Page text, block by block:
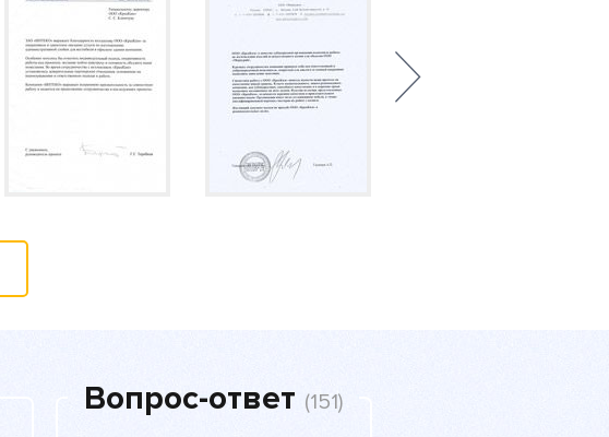
Вопрос-ответ (151)